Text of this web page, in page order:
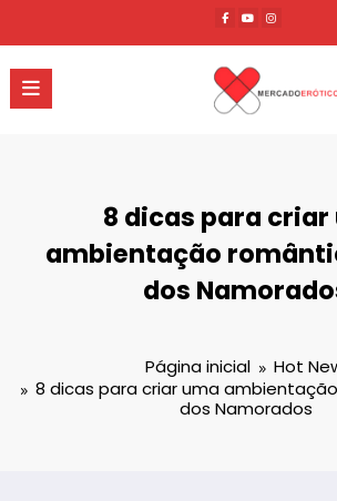
o
conteúdo
8 dicas para criar
ambientação
dos
Página inicial
Hot
8 dicas para criar uma
dos Namorados